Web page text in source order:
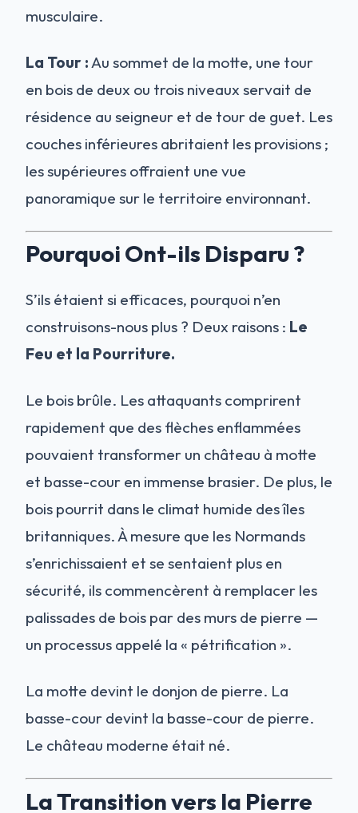
musculaire.
La Tour : Au sommet de la motte, une tour
en bois de deux ou trois niveaux servait de
résidence au seigneur et de tour de guet. Les
couches inférieures abritaient les provisions ;
les supérieures offraient une vue
panoramique sur le territoire environnant.
Pourquoi Ont-ils Disparu ?
S’ils étaient si efficaces, pourquoi n’en
construisons-nous plus ? Deux raisons : Le
Feu et la Pourriture.
Le bois brûle. Les attaquants comprirent
rapidement que des flèches enflammées
pouvaient transformer un château à motte
et basse-cour en immense brasier. De plus, le
bois pourrit dans le climat humide des îles
britanniques. À mesure que les Normands
s’enrichissaient et se sentaient plus en
sécurité, ils commencèrent à remplacer les
palissades de bois par des murs de pierre —
un processus appelé la « pétrification ».
La motte devint le donjon de pierre. La
basse-cour devint la basse-cour de pierre.
Le château moderne était né.
La Transition vers la Pierre